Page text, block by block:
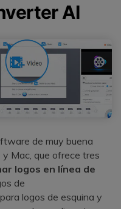
AI
de muy buena
Mac, que ofrece tres
logos en línea de
de
logos de esquina y